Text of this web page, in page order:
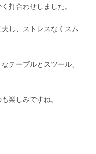
打合わせしました。
し、ストレスなくスム
テーブルとスツール、
楽しみですね。